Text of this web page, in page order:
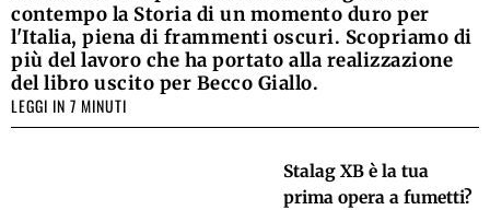
contempo la Storia di un momento duro per
l'Italia, piena di frammenti oscuri. Scopriamo di
più del lavoro che ha portato alla realizzazione
del libro uscito per Becco Giallo.
LEGGI IN 7 MINUTI
Stalag XB è la tua
prima opera a fumetti?